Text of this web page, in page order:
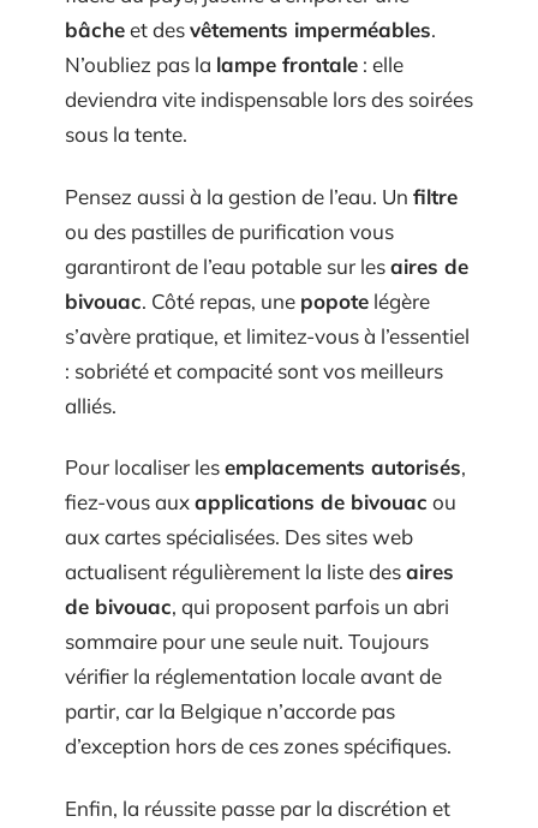
bâcheet desvêtements imperméables.
N’oubliez pas la lampe frontale : elle
deviendra vite indispensable lors des soirées
sous la tente.
Pensez aussi à la gestion de l’eau. Un filtre
ou des pastilles de purification vous
garantiront de l’eau potable sur lesaires de
bivouac. Côté repas, une popote légère
s’avère pratique, et limitez-vous à l’essentiel
: sobriété et compacité sont vos meilleurs
alliés.
Pour localiser lesemplacements autorisés,
fiez-vous auxapplications de bivouac ou
aux cartes spécialisées. Des sites web
actualisent régulièrement la liste desaires
de bivouac, qui proposent parfois un abri
sommaire pour une seule nuit. Toujours
vérifier la réglementation locale avant de
partir, car la Belgique n’accorde pas
d’exception hors de ces zones spécifiques.
Enfin, la réussite passe par la discrétion et